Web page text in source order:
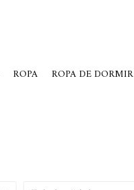
ROPA ROPA DE DORMIR